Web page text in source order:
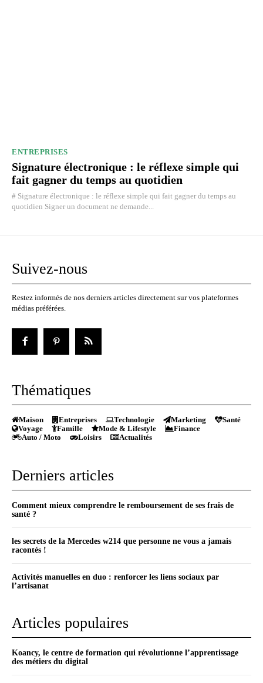
ENTREPRISES
Signature électronique : le réflexe simple qui
fait gagner du temps au quotidien
# Signature électronique : le réflexe simple qui fait gagner du temps au
quotidien Signer un document ne demande...
Suivez-nous
Restez informés de nos derniers articles directement sur vos plateformes
médias préférées.
Thématiques
Maison Entreprises Technologie Marketing
Santé
Voyage
Famille Mode & Lifestyle
Finance
Auto / Moto
Loisirs Actualités
Derniers articles
Comment mieux comprendre le remboursement de ses frais de
santé ?
les secrets de la Mercedes w214 que personne ne vous a jamais
racontés !
Activités manuelles en duo : renforcer les liens sociaux par
l’artisanat
Articles populaires
Koancy, le centre de formation qui révolutionne l’apprentissage
des métiers du digital